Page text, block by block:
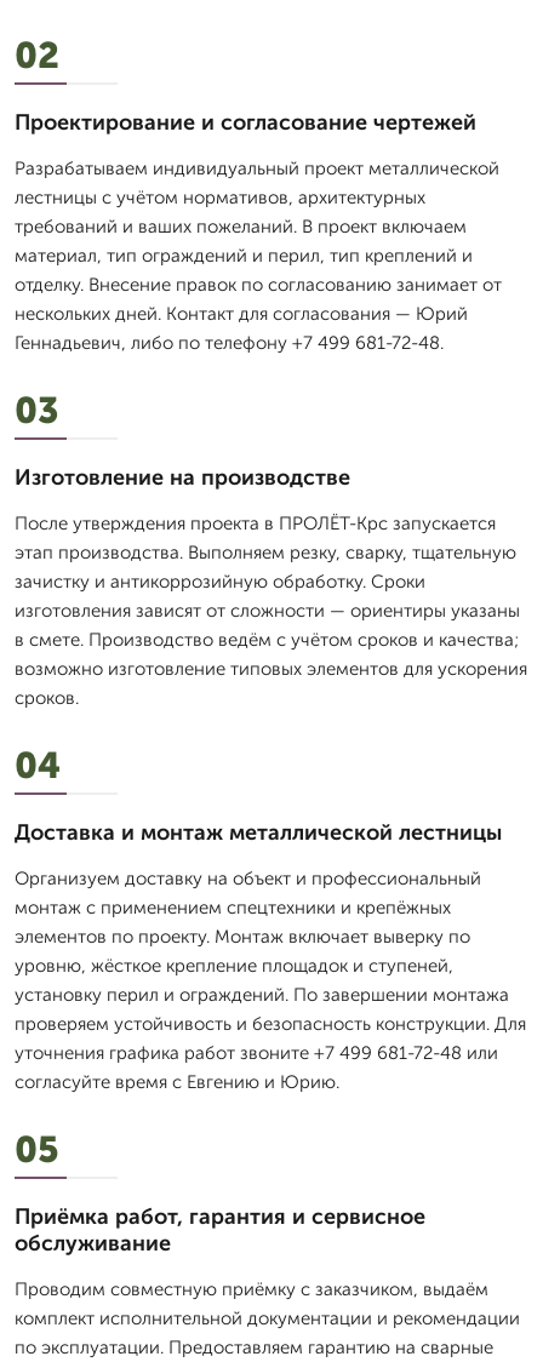
02
Проектирование и согласование чертежей
Разрабатываем индивидуальный проект металлической
лестницы с учётом нормативов, архитектурных
требований и ваших пожеланий. В проект включаем
материал, тип ограждений и перил, тип креплений и
отделку. Внесение правок по согласованию занимает от
нескольких дней. Контакт для согласования — Юрий
Геннадьевич, либо по телефону +7 499 681-72-48.
03
Изготовление на производстве
После утверждения проекта в ПРОЛЁТ-Крс запускается
этап производства. Выполняем резку, сварку, тщательную
зачистку и антикоррозийную обработку. Сроки
изготовления зависят от сложности — ориентиры указаны
в смете. Производство ведём с учётом сроков и качества;
возможно изготовление типовых элементов для ускорения
сроков.
04
Доставка и монтаж металлической лестницы
Организуем доставку на объект и профессиональный
монтаж с применением спецтехники и крепёжных
элементов по проекту. Монтаж включает выверку по
уровню, жёсткое крепление площадок и ступеней,
установку перил и ограждений. По завершении монтажа
проверяем устойчивость и безопасность конструкции. Для
уточнения графика работ звоните +7 499 681-72-48 или
согласуйте время с Евгению и Юрию.
05
Приёмка работ, гарантия и сервисное
обслуживание
Проводим совместную приёмку с заказчиком, выдаём
комплект исполнительной документации и рекомендации
по эксплуатации. Предоставляем гарантию на сварные